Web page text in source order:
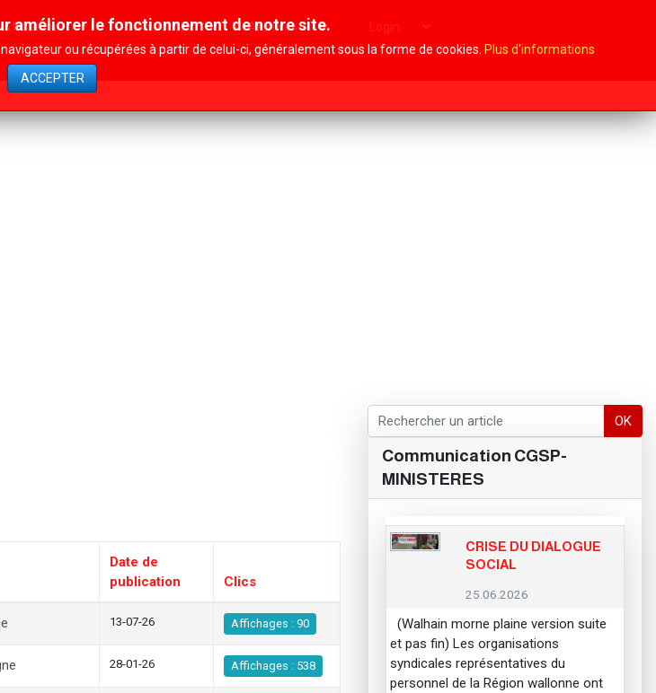
Affiliation Nos actions Archives Login
Date de
publication
Clics
13-07-26 Affichages : 90
28-01-26 Affichages : 538
OK
Communication CGSP-
MINISTERES
CRISE DU DIALOGUE
SOCIAL
25.06.2026
(Walhain morne plaine version suite
et pas fin) Les organisations
syndicales représentatives du
personnel de la Région wallonne ont
améliorer le fonctionnement de notre site.
ou récupérées à partir de celui-ci, généralement sous la forme de cookies. Plus d'informations
ACCEPTER